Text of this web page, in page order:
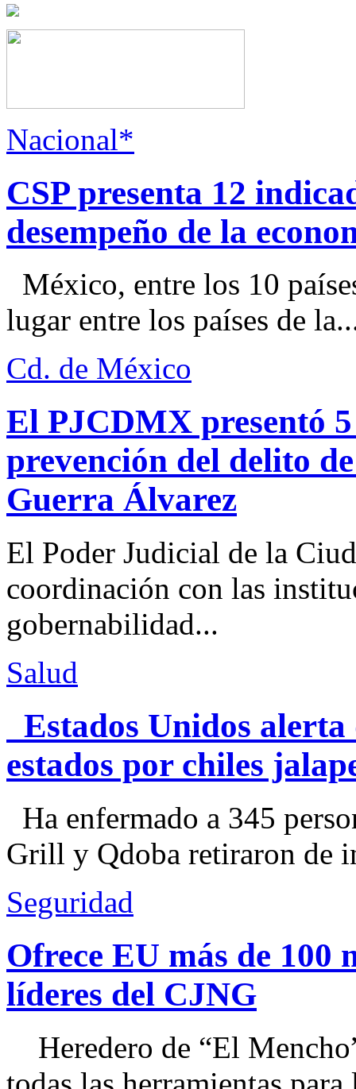
Nacional*
CSP presenta 12
desempeño de la
México, entre los 10
lugar entre los países de
Cd. de México
El PJCDMX presentó
prevención del delito
Guerra Álvarez
El Poder Judicial de la
coordinación con las
gobernabilidad...
Salud
Estados Unidos alerta
estados por chiles
Ha enfermado a 345
Grill y Qdoba retiraron de
Seguridad
Ofrece EU más de 100
líderes del CJNG
Heredero de “El